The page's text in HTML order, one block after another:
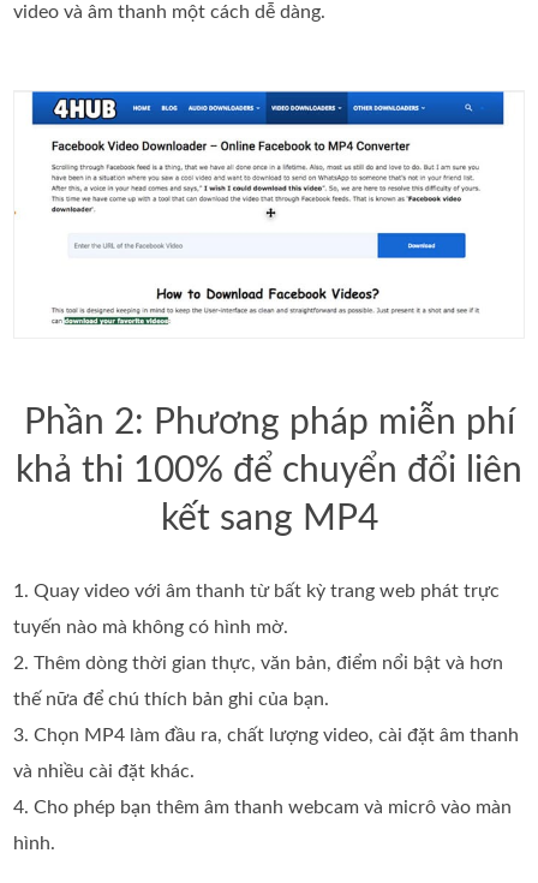
video và âm thanh một cách dễ dàng.
Phần 2: Phương pháp miễn phí
khả thi 100% để chuyển đổi liên
kết sang MP4
1. Quay video với âm thanh từ bất kỳ trang web phát trực
tuyến nào mà không có hình mờ.
2. Thêm dòng thời gian thực, văn bản, điểm nổi bật và hơn
thế nữa để chú thích bản ghi của bạn.
3. Chọn MP4 làm đầu ra, chất lượng video, cài đặt âm thanh
và nhiều cài đặt khác.
4. Cho phép bạn thêm âm thanh webcam và micrô vào màn
hình.